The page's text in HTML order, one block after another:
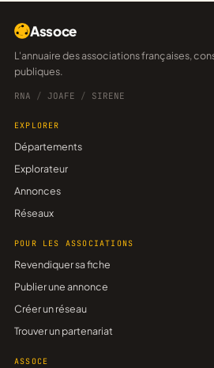
Assoce
L'annuaire des associations françaises, construit sur les données
publiques.
RNA / JOAFE / SIRENE
EXPLORER
Départements
Explorateur
Annonces
Réseaux
POUR LES ASSOCIATIONS
Revendiquer sa fiche
Publier une annonce
Créer un réseau
Trouver un partenariat
ASSOCE